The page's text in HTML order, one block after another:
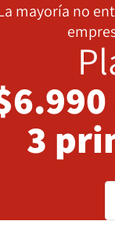
mayoría no
3